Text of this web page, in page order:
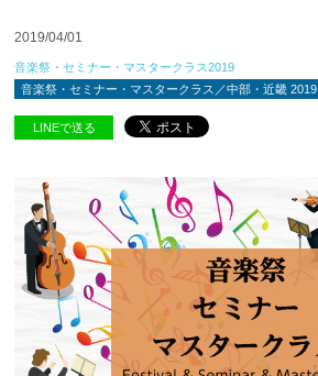
2019/04/01
音楽祭・セミナー・マスタークラス2019
音楽祭・セミナー・マスタークラス／中部・近畿 2019
LINEで送る